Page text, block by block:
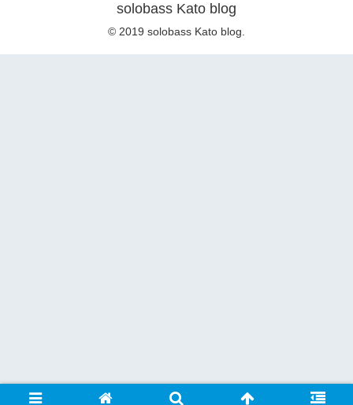
solobass Kato blog
© 2019 solobass Kato blog.